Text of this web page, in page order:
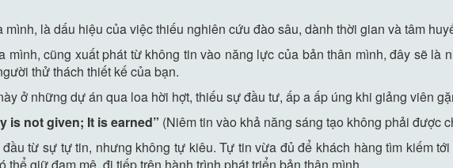
mình, là dấu hiệu của việc thiếu nghiên cứu đào sâu, dành thời gian và tâm
mình, cũng xuất phát từ không tin vào năng lực của bản thân mình, đây sẽ là
thử thách thiết kế của bạn.
ở những dự án qua loa hời hợt, thiếu sự đầu tư, ấp a ấp úng khi giảng viên
is not given; It is earned” (Niêm tin vào khả năng sáng tạo không phải được
từ sự tự tin, nhưng không tự kiêu. Tự tin vừa đủ để khách hàng tìm kiếm
thể giữ đam mê, đi tiếp trên hành trình phát triển bản thân mình.